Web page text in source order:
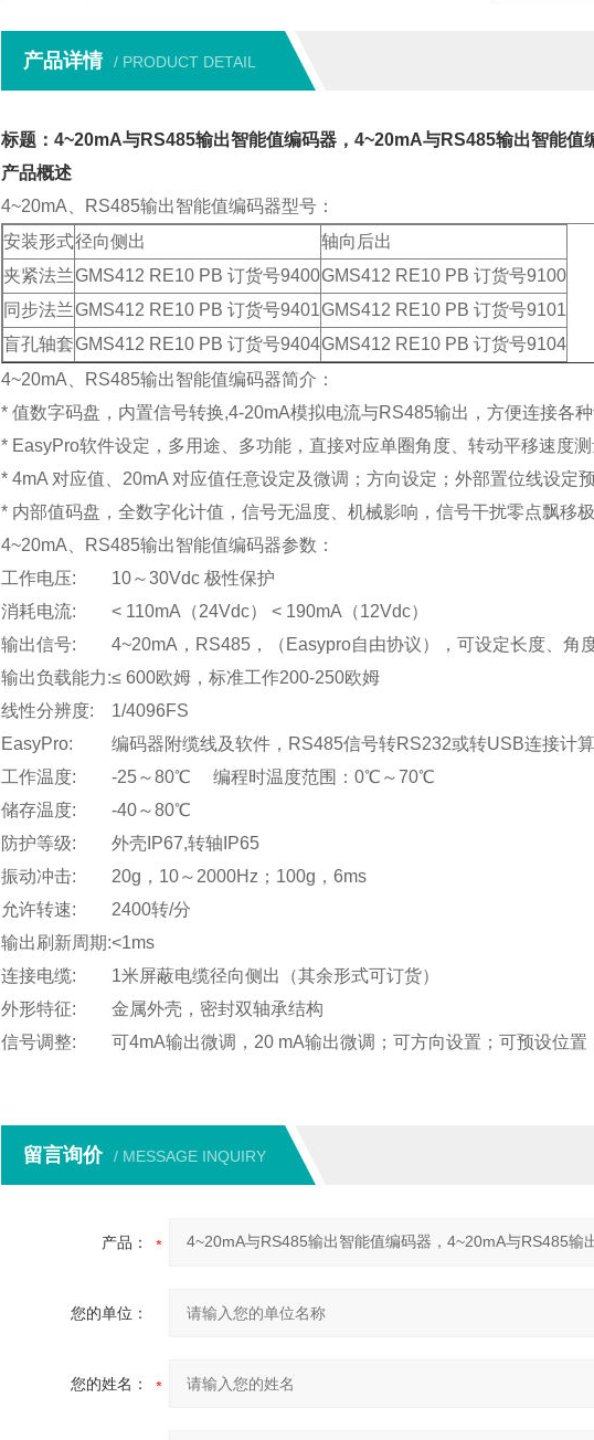
产品详情 / PRODUCT DETAIL
标题：4~20mA与RS485输出智能值编码器，4~20mA与RS485输出智能值
产品概述
4~20mA、RS485输出智能值编码器型号：
安装形式径向侧出
轴向后出
夹紧法兰GMS412 RE10 PB 订货号9400GMS412 RE10 PB 订货号9100
同步法兰GMS412 RE10 PB 订货号9401GMS412 RE10 PB 订货号9101
盲孔轴套GMS412 RE10 PB 订货号9404GMS412 RE10 PB 订货号9104
4~20mA、RS485输出智能值编码器简介：
* 值数字码盘，内置信号转换,4-20mA模拟电流与RS485输出，方便连接各种
* EasyPro软件设定，多用途、多功能，直接对应单圈角度、转动平移速度测
* 4mA 对应值、20mA 对应值任意设定及微调；方向设定；外部置位线设定
* 内部值码盘，全数字化计值，信号无温度、机械影响，信号干扰零点飘移极
4~20mA、RS485输出智能值编码器参数：
工作电压:
10～30Vdc 极性保护
消耗电流:
< 110mA（24Vdc） < 190mA（12Vdc）
输出信号:
4~20mA，RS485，（Easypro自由协议），可设定长度、角
输出负载能力:≤ 600欧姆，标准工作200-250欧姆
线性分辨度:
1/4096FS
EasyPro:
编码器附缆线及软件，RS485信号转RS232或转USB连接计
工作温度:
-25～80℃ 编程时温度范围：0℃～70℃
储存温度:
-40～80℃
防护等级:
外壳IP67,转轴IP65
振动冲击:
20g，10～2000Hz；100g，6ms
允许转速:
2400转/分
输出刷新周期:<1ms
连接电缆:
1米屏蔽电缆径向侧出（其余形式可订货）
外形特征:
金属外壳，密封双轴承结构
信号调整:
可4mA输出微调，20 mA输出微调；可方向设置；可预设位
留言询价 / MESSAGE INQUIRY
产品：
您的单位：
您的姓名：